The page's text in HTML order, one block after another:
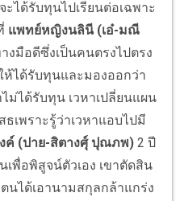
ะได้รับทุนไปเรียนต่อเฉพาะ
แพทย์หญิงนลินี (เอ๋-มณี
งมือดีซึ่งเป็นคนตรงไปตรง
ห้ได้รับทุนและมองออกว่า
ไม่ได้รับทุน เวหาเปลี่ยนแผน
เพราะรู้ว่าเวหาแอบไปมี
ค์ (ปาย-สิตางศุ์ ปุณภพ) 2 ปี
เพื่อพิสูจน์ตัวเอง เขาตัดสิน
นได้เอานามสกุลกล้าแกร่ง